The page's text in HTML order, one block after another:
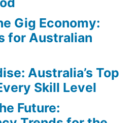
Gig Economy:
for Australian
Australia’s Top
Skill Level
Future: